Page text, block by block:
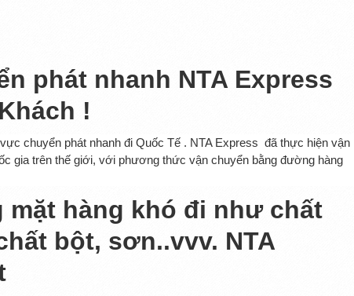
phát nhanh NTA Express
!
chuyển phát nhanh đi Quốc Tế . NTA Express đã thực hiện vận
gia trên thế giới, với phương thức vận chuyển bằng đường hàng
hàng khó đi như chất
bột, sơn..vvv. NTA